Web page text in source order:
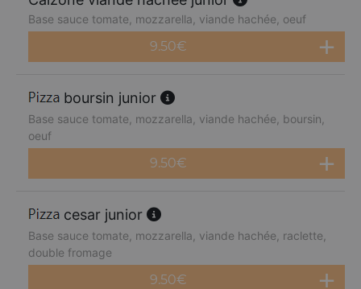
Base sauce tomate, mozzarella, viande hachée, oeuf
9.50€
boursin junior
Base sauce tomate, mozzarella, viande hachée, boursin,
oeuf
9.50€
cesar junior
Base sauce tomate, mozzarella, viande hachée, raclette,
double fromage
9.50€